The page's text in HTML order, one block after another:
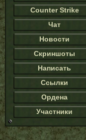
Counter Strike
Чат
Новости
Скриншоты
Написать
Ссылки
Ордена
Участники